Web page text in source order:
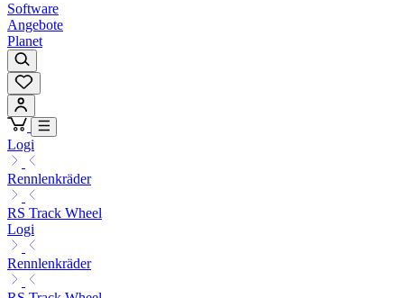
Software
Angebote
Planet
Logi
Rennlenkräder
RS Track Wheel
Logi
Rennlenkräder